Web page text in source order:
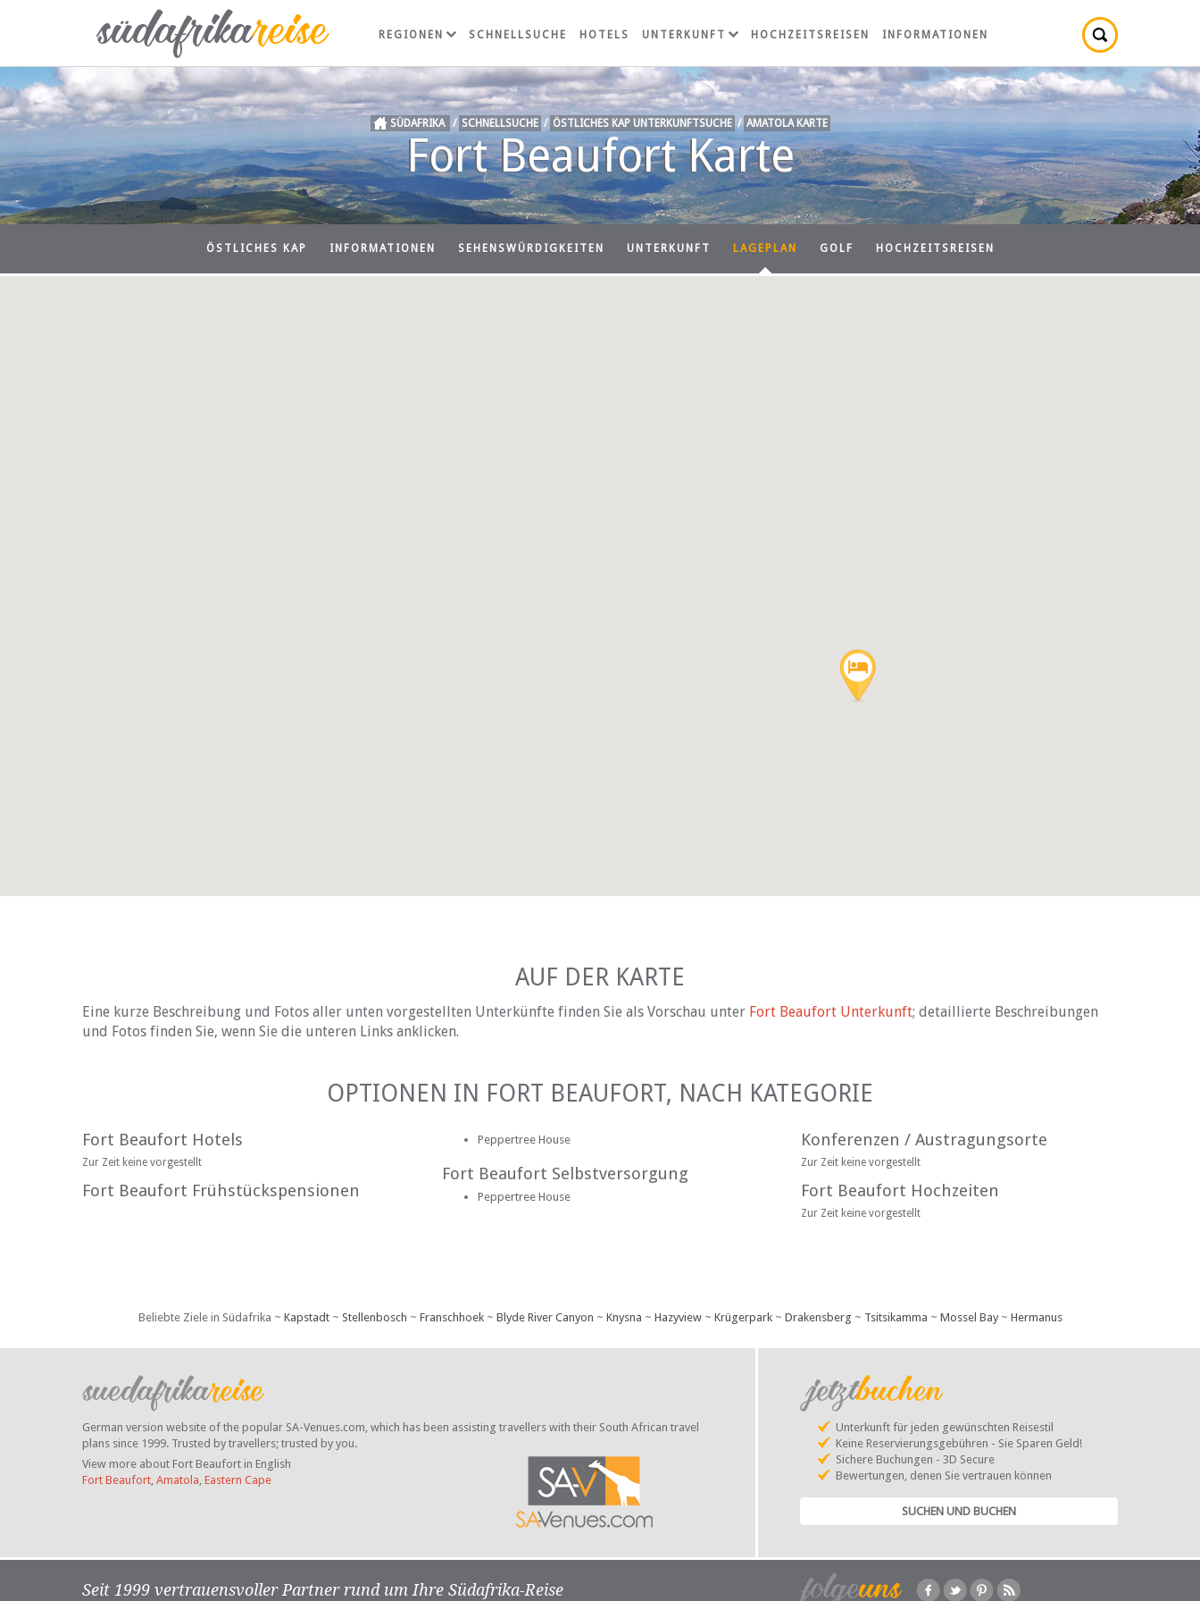
Fort Beaufort Karte
REGIONEN SCHNELLSUCHE HOTELS UNTERKUNFT HOCHZEITSREISEN INFORMATIONEN
SÜDAFRIKA / SCHNELLSUCHE / ÖSTLICHES KAP UNTERKUNFTSUCHE / AMATOLA KARTE
ÖSTLICHES KAP INFORMATIONEN SEHENSWÜRDIGKEITEN UNTERKUNFT LAGEPLAN GOLF HOCHZEITSREISEN
AUF DER KARTE
Eine kurze Beschreibung und Fotos aller unten vorgestellten Unterkünfte finden Sie als Vorschau unter Fort Beaufort Unterkunft; detaillierte Beschreibungen
und Fotos finden Sie, wenn Sie die unteren Links anklicken.
OPTIONEN IN FORT BEAUFORT, NACH KATEGORIE
Fort Beaufort Hotels
Zur Zeit keine vorgestellt
Fort Beaufort Frühstückspensionen
Peppertree House
Fort Beaufort Selbstversorgung
Peppertree House
Konferenzen / Austragungsorte
Zur Zeit keine vorgestellt
Fort Beaufort Hochzeiten
Zur Zeit keine vorgestellt
Beliebte Ziele in Südafrika ~ Kapstadt~ Stellenbosch ~ Franschhoek~ Blyde River Canyon ~ Knysna ~ Hazyview~ Krügerpark~ Drakensberg ~ Tsitsikamma ~ Mossel Bay~ Hermanus
German version website of the popular SA-Venues.com, which has been assisting travellers with their South African travel
plans since 1999. Trusted by travellers; trusted by you.
View more about Fort Beaufort in English
Fort Beaufort, Amatola, Eastern Cape
Unterkunft für jeden gewünschten Reisestil
Keine Reservierungsgebühren - Sie Sparen Geld!
Sichere Buchungen - 3D Secure
Bewertungen, denen Sie vertrauen können
SUCHEN UND BUCHEN
Seit 1999 vertrauensvoller Partner rund um Ihre Südafrika-Reise